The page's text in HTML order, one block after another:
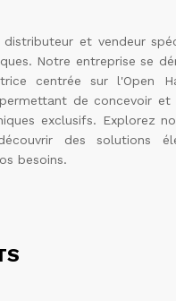
distributeur et vendeur
Notre entreprise se
centrée sur l'Open
de concevoir et
exclusifs. Explorez
des solutions
besoins.